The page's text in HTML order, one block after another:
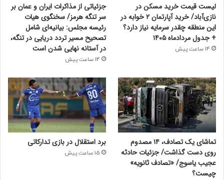
لیست قیمت خرید مسکن در
نازی‌آباد/ خرید آپارتمان ۲ خوابه در
این منطقه چقدر سرمایه نیاز دارد؟
+ جدول مردادماه ۱۴۰۵
14 ساعت پیش
جزئیاتی از مذاکرات ایران و عمان بر
سر تنگه هرمز/ سخنگوی هیات
رئیسه مجلس: بیانیه‌ای شامل
تصحیح مسیر تردد دریایی در تنگه،
در آستانه نهایی شدن است
14 ساعت پیش
تماشای یک تصادف، ۱۴ مصدوم
روی دست گذاشت/ جزئیات حادثه
عجیب یاسوج/ «تصادف ثانویه»
چیست؟
برد استقلال در بازی تدارکاتی
15 ساعت پیش